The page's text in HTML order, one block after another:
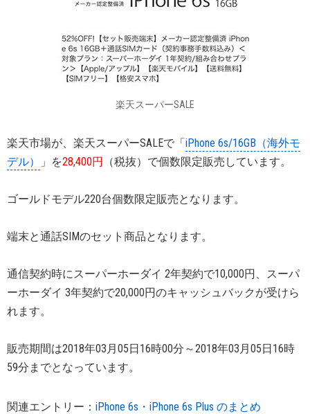
楽天スーパーSALE
楽天市場が、楽天スーパーSALEで「iPhone 6s/16GB（海外モ
デル）
」を28,400円 （税抜）で個数限定販売しています。
ゴールドモデル220台個数限定販売となります。
端末と通話SIMのセット商品となります。
通信契約時にスーパーホーダイ 2年契約で10,000円、スーパ
ーホーダイ 3年契約で20,000円のキャッシュバックが受けら
れます。
販売期間は2018年03月05日16時00分～2018年03月05日16時
59分までとなっています。
関連エントリー： iPhone 6s・iPhone 6s Plus のまとめ